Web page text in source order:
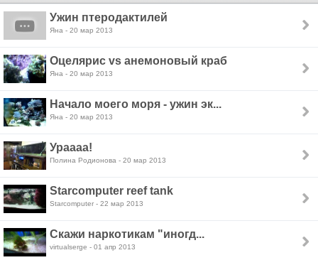
Ужин птеродактилей
Яна - 20 мар 2013
Оцелярис vs анемоновый краб
Яна - 20 мар 2013
Начало моего моря - ужин эк...
Яна - 20 мар 2013
Ураааа!
Полина Родионова - 20 мар 2013
Starcomputer reef tank
Starcomputer - 22 мар 2013
Скажи наркотикам "иногд...
virtualserge - 01 апр 2013